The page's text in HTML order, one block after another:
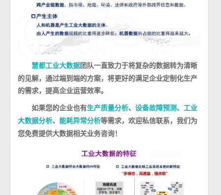
慧都工业大数据团队一直致力于将复杂的数据转为清晰
的见解，通过端到端的方案，将更好的满足企业定制化生产
的需求，提高企业运营效率。
如果您的企业也有生产质量分析、设备故障预测、
工业
大数据分析、能耗异常分析等需求，欢迎私信联系，我们为
您免费提供大数据相关业务咨询！